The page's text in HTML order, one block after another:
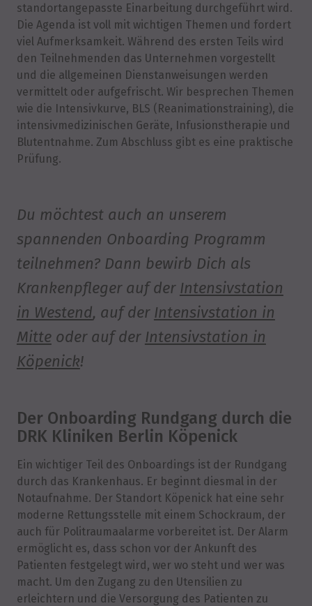
standortangepasste Einarbeitung durchgeführt wird.
Die Agenda ist voll mit wichtigen Themen und fordert
viel Aufmerksamkeit. Während des ersten Teils wird
den Teilnehmenden das Unternehmen vorgestellt
und die allgemeinen Dienstanweisungen werden
vermittelt oder aufgefrischt. Wir besprechen Themen
wie die Intensivkurve, BLS (Reanimationstraining), die
intensivmedizinischen Geräte, Infusionstherapie und
Blutentnahme. Zum Abschluss gibt es eine praktische
Prüfung.
Du möchtest auch an unserem
spannenden Onboarding Programm
teilnehmen? Dann bewirb Dich als
Krankenpfleger auf der Intensivstation
in Westend, auf der Intensivstation in
Mitteoder auf der Intensivstation in
Köpenick!
Der Onboarding Rundgang durch die
DRK Kliniken Berlin Köpenick
Ein wichtiger Teil des Onboardings ist der Rundgang
durch das Krankenhaus. Er beginnt diesmal in der
Notaufnahme. Der Standort Köpenick hat eine sehr
moderne Rettungsstelle mit einem Schockraum, der
auch für Politraumaalarme vorbereitet ist. Der Alarm
ermöglicht es, dass schon vor der Ankunft des
Patienten festgelegt wird, wer wo steht und wer was
macht. Um den Zugang zu den Utensilien zu
erleichtern und die Versorgung des Patienten zu